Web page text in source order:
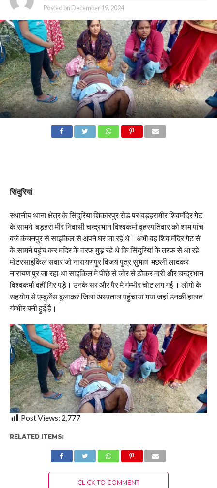
Posted on December 19, 2024
सिंदुरियां
स्थानीय थाना क्षेत्र के सिंदुरिया शिकारपुर रोड पर बड़हरामीर शिवमंदिर गेट
के सामने बड़हरा मीर निवासी चन्द्रभान विश्वकर्मा वृहस्पतिवार को शाम पांच
बजे कंचनपुर से साइकिल से अपने घर जा रहे थे। अभी वह शिव मंदिर गेट से
के सामने पहुंच कर मंदिर के तरफ मुड़ रहे थे कि सिंदुरियां के तरफ से आ रहे
मोटरसाइकिल सवार जो नारायणपुर विजय पुत्र सुभाष मछली लादकर
नारायण पुर जा रहा था साइकिल मे पीछे से जोर से ठोकर मारी और चन्द्रभान
विश्वकर्मा वहीं गिर पड़े। उनके सर और पैर मे गंम्भीर चोट लग गई । लोगो के
सहयोग से एम्बुलेंस बुलाकर जिला अस्पताल पहुंचाया गया जहां उनकी हालत
गंम्भीर बनी हुई है।
Post Views: 2,777
RELATED ITEMS:
CLICK TO COMMENT